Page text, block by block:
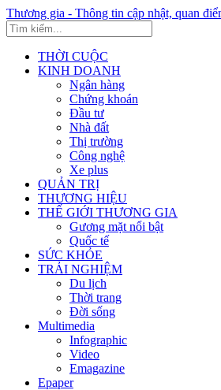
Thương gia - Thông tin cập nhật, quan
THỜI CUỘC
KINH DOANH
Ngân hàng
Chứng khoán
Đầu tư
Nhà đất
Thị trường
Công nghệ
Xe plus
QUẢN TRỊ
THƯƠNG HIỆU
THẾ GIỚI THƯƠNG GIA
Gương mặt nổi bật
Quốc tế
SỨC KHỎE
TRẢI NGHIỆM
Du lịch
Thời trang
Đời sống
Multimedia
Infographic
Video
Emagazine
Epaper